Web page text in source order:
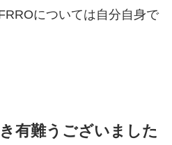
については自分自身で
有難うございました